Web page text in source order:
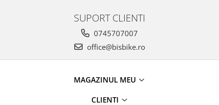
SUPORT CLIENTI
0745707007
office@bisbike.ro
MAGAZINUL MEU
CLIENTI